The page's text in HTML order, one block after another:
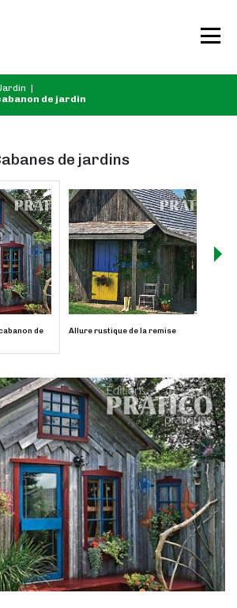
|
de jardin
de jardins
de
Allure rustique de la remise